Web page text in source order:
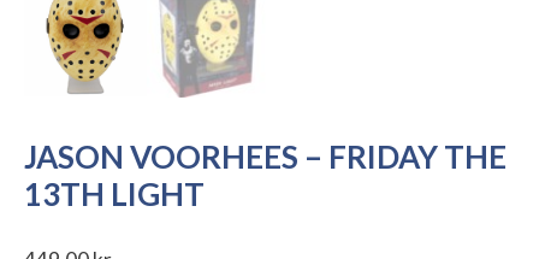
JASON VOORHEES – FRIDAY THE
13TH LIGHT